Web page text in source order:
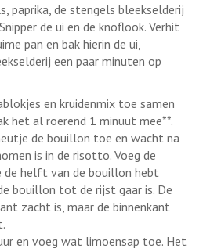
paprika, de stengels bleekselderij
de ui en de knoflook. Verhit
pan en bak hierin de ui,
een paar minuten op
en kruidenmix toe samen
het al roerend 1 minuut mee**.
de bouillon toe en wacht na
is in de risotto. Voeg de
helft van de bouillon hebt
bouillon tot de rijst gaar is. De
zacht is, maar de binnenkant
en voeg wat limoensap toe. Het